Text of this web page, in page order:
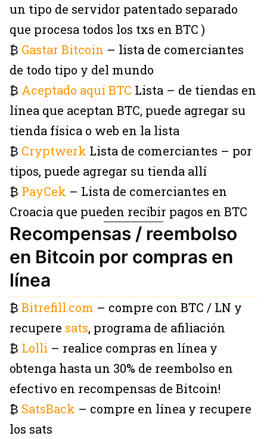
un tipo de servidor patentado separado
que procesa todos los txs en BTC )
₿ Gastar Bitcoin – lista de comerciantes
de todo tipo y del mundo
₿ Aceptado aquí BTC Lista – de tiendas en
línea que aceptan BTC, puede agregar su
tienda física o web en la lista
₿ Cryptwerk Lista de comerciantes – por
tipos, puede agregar su tienda allí
₿ PayCek – Lista de comerciantes en
Croacia que pueden recibir pagos en BTC
Recompensas / reembolso
en Bitcoin por compras en
línea
₿ Bitrefill.com – compre con BTC / LN y
recupere sats, programa de afiliación
₿ Lolli – realice compras en línea y
obtenga hasta un 30% de reembolso en
efectivo en recompensas de Bitcoin!
₿ SatsBack – compre en línea y recupere
los sats